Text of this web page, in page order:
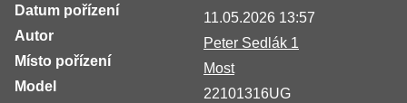
Datum pořízení
11.05.2026 13:57
Autor
Peter Sedlák 1
Místo pořízení
Most
Model
22101316UG